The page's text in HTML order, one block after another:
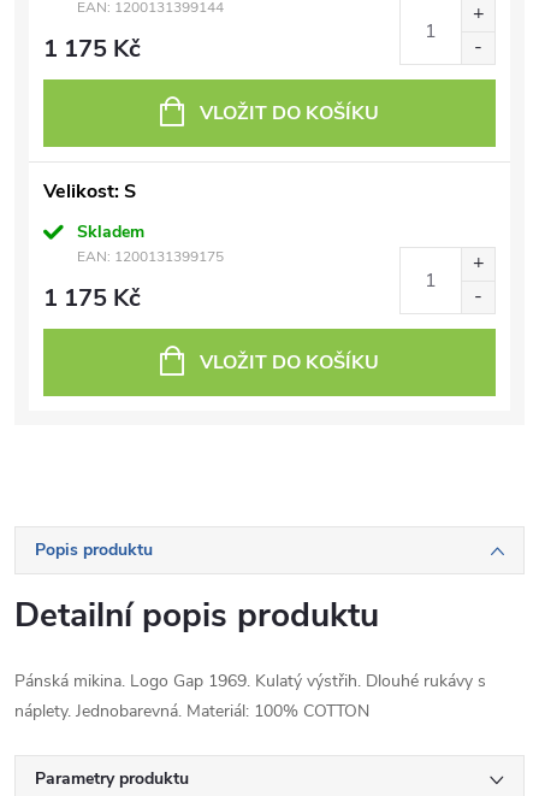
EAN: 1200131399144
1 175 Kč
VLOŽIT DO KOŠÍKU
Velikost: S
Skladem
EAN: 1200131399175
1 175 Kč
VLOŽIT DO KOŠÍKU
Popis produktu
Detailní popis produktu
Pánská mikina. Logo Gap 1969. Kulatý výstřih. Dlouhé rukávy s
náplety. Jednobarevná. Materiál: 100% COTTON
Parametry produktu